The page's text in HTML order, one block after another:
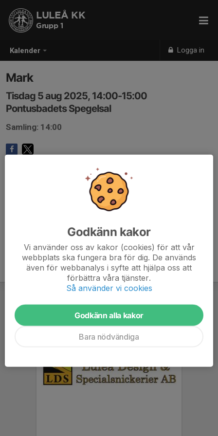
Kalender Logga in
LULEÅ KK
Grupp 1
Mark
Tisdag 5 aug 2025, 14:00-15:00
Pontusbadets Spegelsal
Samling: 14:00
Godkänn kakor
Vi använder oss av kakor (cookies) för att vår
webbplats ska fungera bra för dig. De används
även för webbanalys i syfte att hjälpa oss att
förbättra våra tjänster.
Så använder vi cookies
Godkänn alla kakor
Bara nödvändiga